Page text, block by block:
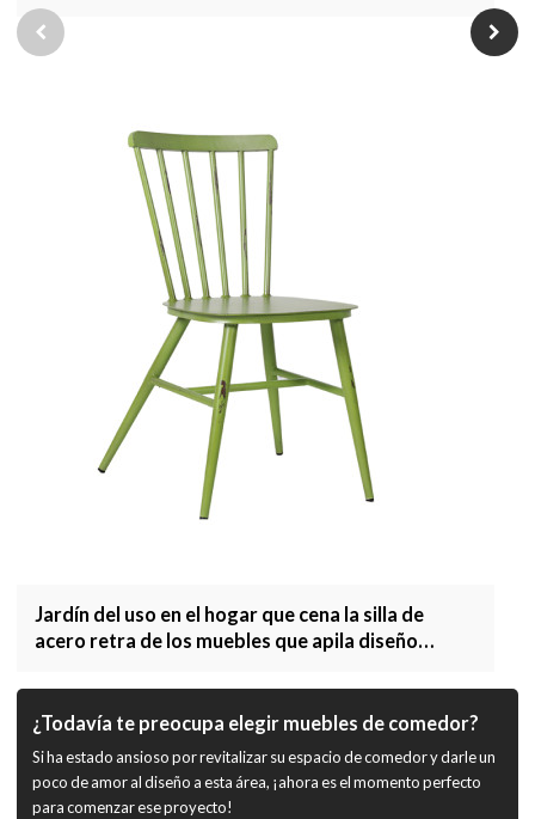
jardín, muebles de exterior
Jardín del uso en el hogar que cena la silla de
acero retra de los muebles que apila diseño
¿Todavía te preocupa elegir muebles de comedor?
Si ha estado ansioso por revitalizar su espacio de comedor y darle un
poco de amor al diseño a esta área, ¡ahora es el momento perfecto
para comenzar ese proyecto!